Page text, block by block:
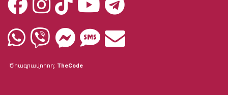
Ծրագրավորող: TheCode